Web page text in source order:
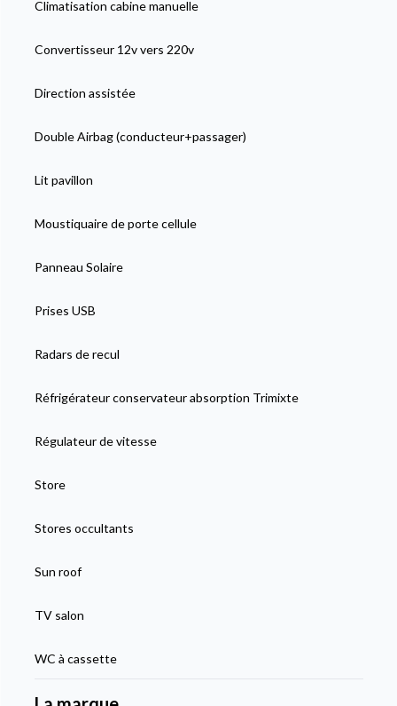
Climatisation cabine manuelle
Convertisseur 12v vers 220v
Direction assistée
Double Airbag (conducteur+passager)
Lit pavillon
Moustiquaire de porte cellule
Panneau Solaire
Prises USB
Radars de recul
Réfrigérateur conservateur absorption Trimixte
Régulateur de vitesse
Store
Stores occultants
Sun roof
TV salon
WC à cassette